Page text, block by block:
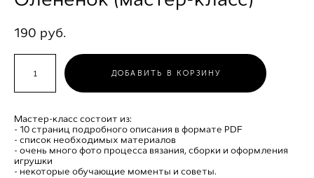
190 pуб.
ДОБАВИТЬ В КОРЗИНУ
Мастер-класс состоит из:
- 10 страниц подробного описания в формате PDF
- список необходимых материалов
- очень много фото процесса вязания, сборки и оформления
игрушки
- некоторые обучающие моменты и советы.